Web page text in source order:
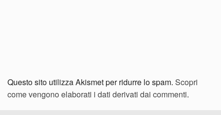
Questo sito utilizza Akismet per ridurre lo spam. Scopri
come vengono elaborati i dati derivati dai commenti.